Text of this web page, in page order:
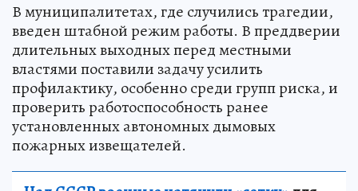
В муниципалитетах, где случились трагедии,
введен штабной режим работы. В преддверии
длительных выходных перед местными
властями поставили задачу усилить
профилактику, особенно среди групп риска, и
проверить работоспособность ранее
установленных автономных дымовых
пожарных извещателей.